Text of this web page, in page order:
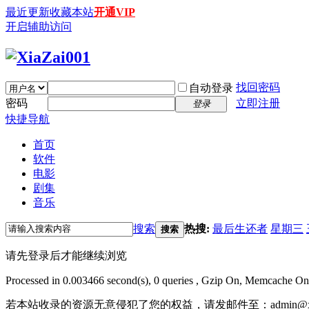
最近更新收藏本站开通VIP
开启辅助访问
自动登录 找回密码
密码
登录
立即注册
快捷导航
首页
软件
电影
剧集
音乐
搜索 搜索 热搜: 最后生还者 星期三
请先登录后才能继续浏览
Processed in 0.003466 second(s), 0 queries , Gzip On, Memcache
若本站收录的资源无意侵犯了您的权益，请发邮件至：